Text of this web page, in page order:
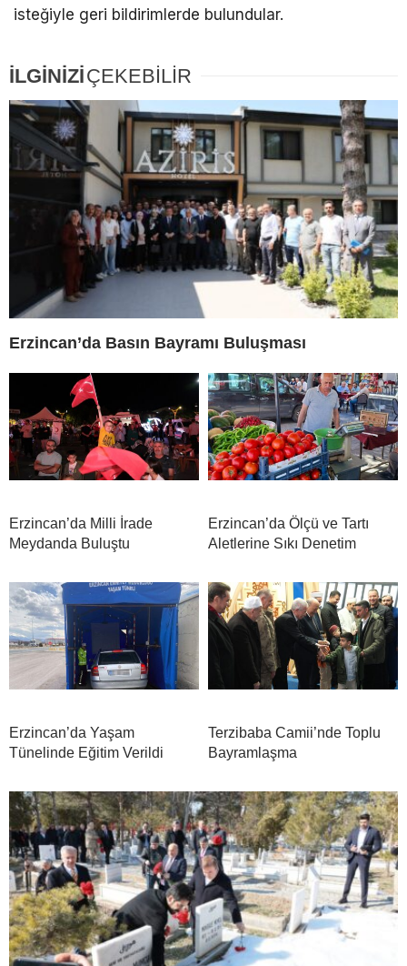
isteğiyle geri bildirimlerde bulundular.
İLGİNİZİÇEKEBİLİR
Erzincan’da Basın Bayramı Buluşması
Erzincan’da Milli İrade
Meydanda Buluştu
Erzincan’da Ölçü ve Tartı
Aletlerine Sıkı Denetim
Erzincan’da Yaşam
Tünelinde Eğitim Verildi
Terzibaba Camii’nde Toplu
Bayramlaşma